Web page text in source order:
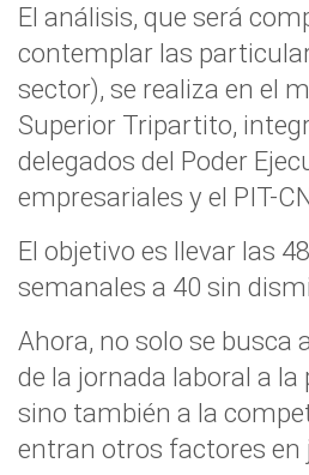
El análisis, que será
contemplar las
sector), se realiza en el
Superior Tripartito,
delegados del Poder
empresariales y el PIT-
El objetivo es llevar las
semanales a 40 sin
Ahora, no solo se busca
de la jornada laboral a la
sino también a la
entran otros factores en